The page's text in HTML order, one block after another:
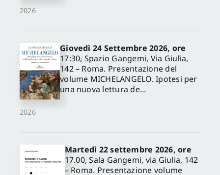
2026
2026
Giovedì 24 Settembre 2026, ore
17:30, Spazio Gangemi, Via Giulia,
142 – Roma. Presentazione del
volume MICHELANGELO. Ipotesi per
una nuova lettura de...
Martedì 22 settembre 2026, ore
17.00, Sala Gangemi, via Giulia, 142
– Roma. Presentazione volume